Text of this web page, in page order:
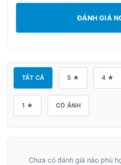
ĐÁNH GIÁ
TẤT CẢ 5 ★ 4 ★
1 ★ CÓ ẢNH
Chưa có đánh giá nào phù